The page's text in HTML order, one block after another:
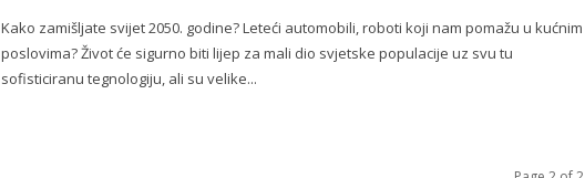
Kako zamišljate svijet 2050. godine? Leteći automobili, roboti koji nam pomažu u kućnim
poslovima? Život će sigurno biti lijep za mali dio svjetske populacije uz svu tu
sofisticiranu tegnologiju, ali su velike...